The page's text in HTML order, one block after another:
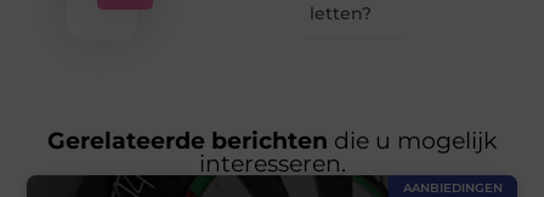
letten?
Gerelateerde berichten die u mogelijk
interesseren.
AANBIEDINGEN